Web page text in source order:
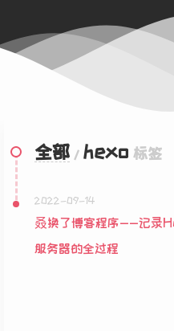
全部 / hexo 标签
2022-09-14
叒换了博客程序——记录
服务器的全过程